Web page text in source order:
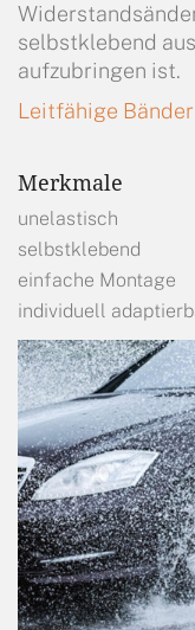
DE
selbstklebend
aufzubringen ist.
Leitfähige
Merkmale
unelastisch
selbstklebend
einfache Montage
individuell